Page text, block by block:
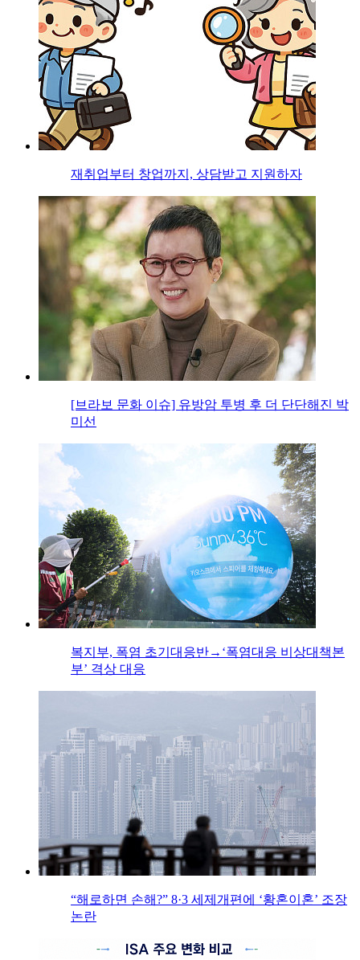
재취업부터 창업까지, 상담받고 지원하자
[브라보 문화 이슈] 유방암 투병 후 더 단단해진 박
미선
복지부, 폭염 초기대응반→‘폭염대응 비상대책본
부’ 격상 대응
“해로하면 손해?” 8·3 세제개편에 ‘황혼이혼’ 조장
논란